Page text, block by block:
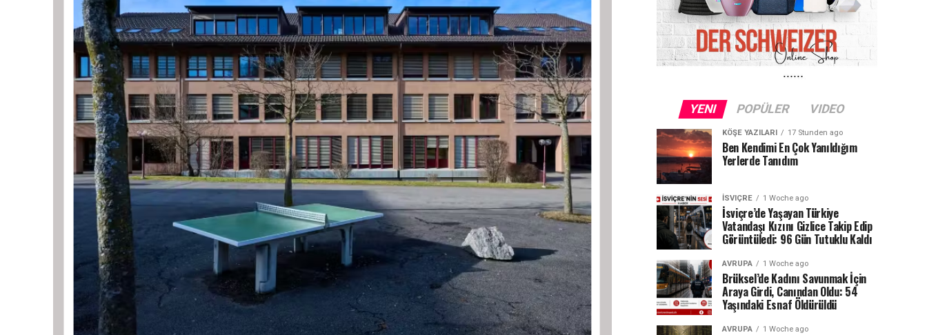
YENI POPÜLER VIDEO
KÖŞE YAZILARI 17 Stunden ago
Ben Kendimi En Çok Yanıldığım
Yerlerde Tanıdım
İSVIÇRE 1 Woche ago
İsviçre’de Yaşayan Türkiye
Vatandaşı Kızını Gizlice Takip Edip
Görüntüledi: 96 Gün Tutuklu Kaldı
AVRUPA 1 Woche ago
Brüksel’de Kadını Savunmak İçin
Araya Girdi, Canından Oldu: 54
Yaşındaki Esnaf Öldürüldü
AVRUPA 1 Woche ago